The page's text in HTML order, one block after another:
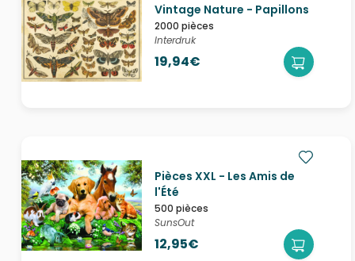
Vintage Nature - Papillons
2000 pièces
Interdruk
19,94€
Pièces XXL - Les Amis de
l'Été
500 pièces
SunsOut
12,95€